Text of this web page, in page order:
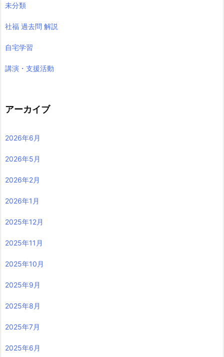
未分類
社福 過去問 解説
自宅学習
講演・支援活動
アーカイブ
2026年6月
2026年5月
2026年2月
2026年1月
2025年12月
2025年11月
2025年10月
2025年9月
2025年8月
2025年7月
2025年6月